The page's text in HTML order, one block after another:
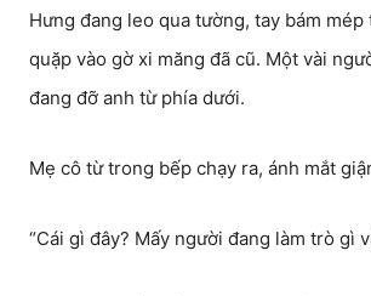
Hưng đang leo qua tường, tay bám mép
quặp vào gờ xi măng đã cũ. Một vài
đang đỡ anh từ phía dưới.
Mẹ cô từ trong bếp chạy ra, ánh mắt
“Cái gì đây? Mấy người đang làm trò gì